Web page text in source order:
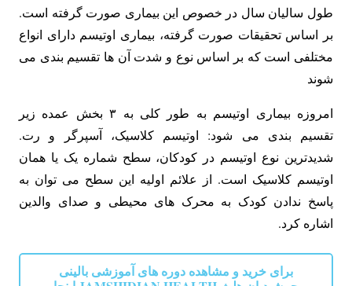
طول سالیان سال در خصوص این بیماری صورت گرفته است.
بر اساس تحقیقات صورت گرفته، بیماری اوتیسم دارای انواع
مختلفی است که بر اساس نوع و شدت آن ها تقسیم بندی می
شوند
امروزه بیماری اوتیسم به طور کلی به ۳ بخش عمده زیر
تقسیم بندی می شود: اوتیسم کلاسیک، آسپرگر و رت.
شدیدترین نوع اوتیسم در کودکان، سطح شماره یک یا همان
اوتیسم کلاسیک است. از علائم اولیه این سطح می توان به
پاسخ ندادن کودک به محرک های محیطی و صدای والدین
اشاره کرد.
برای خرید و مشاهده دوره های آموزشی بالینی